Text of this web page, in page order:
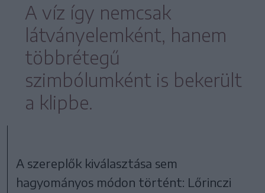
A víz így nemcsak
látványelemként, hanem
többrétegű
szimbólumként is bekerült
a klipbe.
A szereplők kiválasztása sem
hagyományos módon történt: Lőrinczi